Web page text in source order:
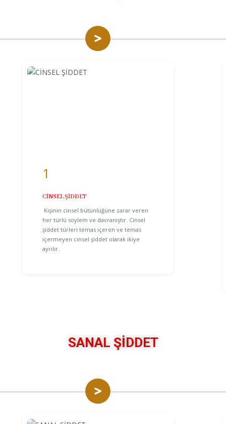
1
CİNSEL ŞİDDET
Kişinin cinsel bütünlüğüne zarar veren
her türlü söylem ve davranıştır. Cinsel
şiddet türleri temas içeren ve temas
içermeyen cinsel şiddet olarak ikiye
ayrılır.
SANAL ŞİDDET